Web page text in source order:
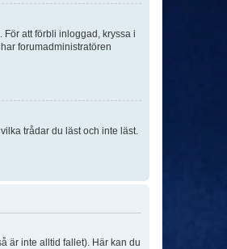
att förbli inloggad, kryssa i
forumadministratören
trådar du läst och inte läst.
är inte alltid fallet). Här kan du